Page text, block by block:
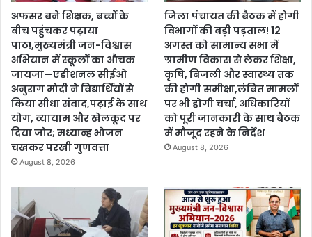
अफसर बने शिक्षक, बच्चों के
बीच पहुंचकर पढ़ाया
पाठ!,मुख्यमंत्री जन-विश्वास
अभियान में स्कूलों का औचक
जायजा—एडीशनल सीईओ
अनुराग मोदी ने विद्यार्थियों से
किया सीधा संवाद,पढ़ाई के साथ
योग, व्यायाम और खेलकूद पर
दिया जोर; मध्यान्ह भोजन
चखकर परखी गुणवत्ता
August 8, 2026
जिला पंचायत की बैठक में होगी
विभागों की बड़ी पड़ताल! 12
अगस्त को सामान्य सभा में
ग्रामीण विकास से लेकर शिक्षा,
कृषि, बिजली और स्वास्थ्य तक
की होगी समीक्षा,लंबित मामलों
पर भी होगी चर्चा, अधिकारियों
को पूरी जानकारी के साथ बैठक
में मौजूद रहने के निर्देश
August 8, 2026